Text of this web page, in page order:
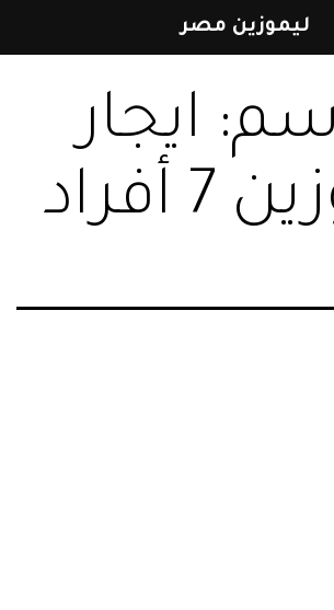
إلى
المحتوىايجار
أفراد
ليموزين مصر